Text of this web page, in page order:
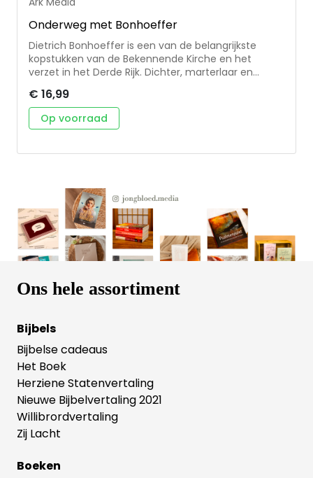
Onderweg met Bonhoeffer
Dietrich Bonhoeffer is een van de belangrijkste
kopstukken van de Bekennende Kirche en het
verzet in het Derde Rijk. Dichter, marterlaar en
voor 40 dagen een tekst uit een van de werken van
Bonhoeffer gekozen en die voorzien van
achtgrondinformatie, uitleg en toepassingen. Na
kennen: de mens Dietrich Bonhoeffer zelf, zijn
€ 16,99
Op voorraad
Ons hele assortiment
Bijbels
Bijbelse cadeaus
Het Boek
Herziene Statenvertaling
Nieuwe Bijbelvertaling 2021
Willibrordvertaling
Zij Lacht
Boeken